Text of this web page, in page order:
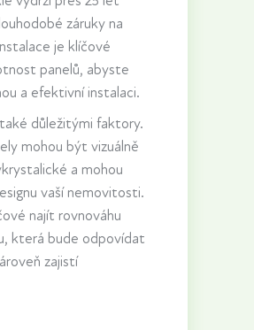
záruky na
je klíčové
panelů, abyste
a efektivní instalaci.
důležitými faktory.
mohou být vizuálně
a mohou
vaší nemovitosti.
najít rovnováhu
která bude odpovídat
zajistí